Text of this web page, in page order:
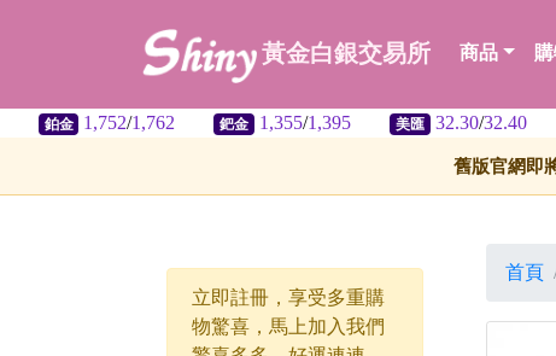
黃金白銀交易所 商品
1,762 鈀金 1,355 1,395 美匯 32.30 32.40
舊版官網即
立即註冊，享受多重購
物驚喜，馬上加入我們
首頁